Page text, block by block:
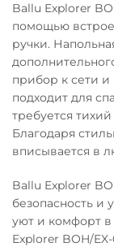
Ballu Explorer
помощью
ручки.
прибор к сети
подходит для
требуется
Благодаря
вписывается в
Ballu Explorer
безопасность и
уют и комфорт в
Explorer BOH/